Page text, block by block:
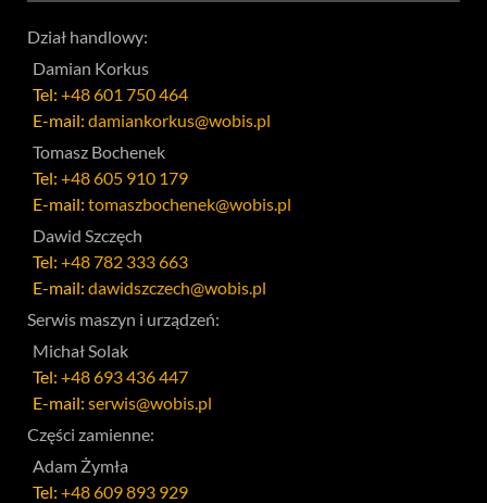
Dział handlowy:
Damian Korkus
Tel: +48 601 750 464
E-mail: damiankorkus@wobis.pl
Tomasz Bochenek
Tel: +48 605 910 179
E-mail: tomaszbochenek@wobis.pl
Dawid Szczęch
Tel: +48 782 333 663
E-mail: dawidszczech@wobis.pl
Serwis maszyn i urządzeń:
Michał Solak
Tel: +48 693 436 447
E-mail: serwis@wobis.pl
Części zamienne:
Adam Żymła
Tel: +48 609 893 929